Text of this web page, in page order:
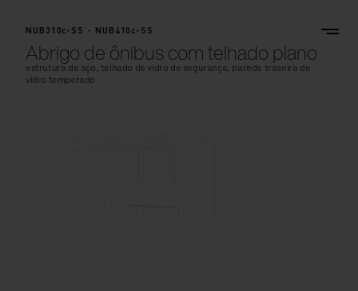
NUB310c-SS - NUB410c-SS
Abrigo de ônibus com telhado plano
estrutura de aço, telhado de vidro de segurança, parede traseira de
vidro temperado